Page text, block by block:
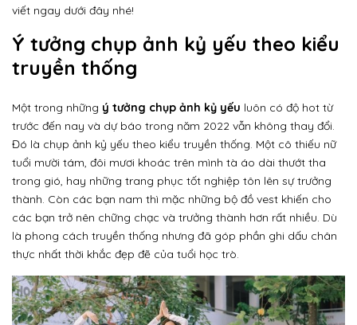
viết ngay dưới đây nhé!
Ý tưởng chụp ảnh kỷ yếu theo kiểu
truyền thống
Một trong những ý tưởng chụp ảnh kỷ yếu luôn có độ hot từ
trước đến nay và dự báo trong năm 2022 vẫn không thay đổi.
Đó là chụp ảnh kỷ yếu theo kiểu truyền thống. Một cô thiếu nữ
tuổi mười tám, đôi mươi khoác trên mình tà áo dài thướt tha
trong gió, hay những trang phục tốt nghiệp tôn lên sự trưởng
thành. Còn các bạn nam thì mặc những bộ đồ vest khiến cho
các bạn trở nên chững chạc và trưởng thành hơn rất nhiều. Dù
là phong cách truyền thống nhưng đã góp phần ghi dấu chân
thực nhất thời khắc đẹp đẽ của tuổi học trò.